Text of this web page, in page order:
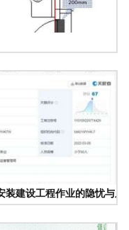
装建设工程作业的隐忧与反